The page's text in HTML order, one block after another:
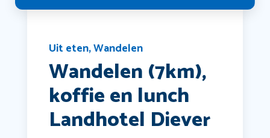
Uit eten,Wandelen
Wandelen (7km),
koffie en lunch
Landhotel Diever